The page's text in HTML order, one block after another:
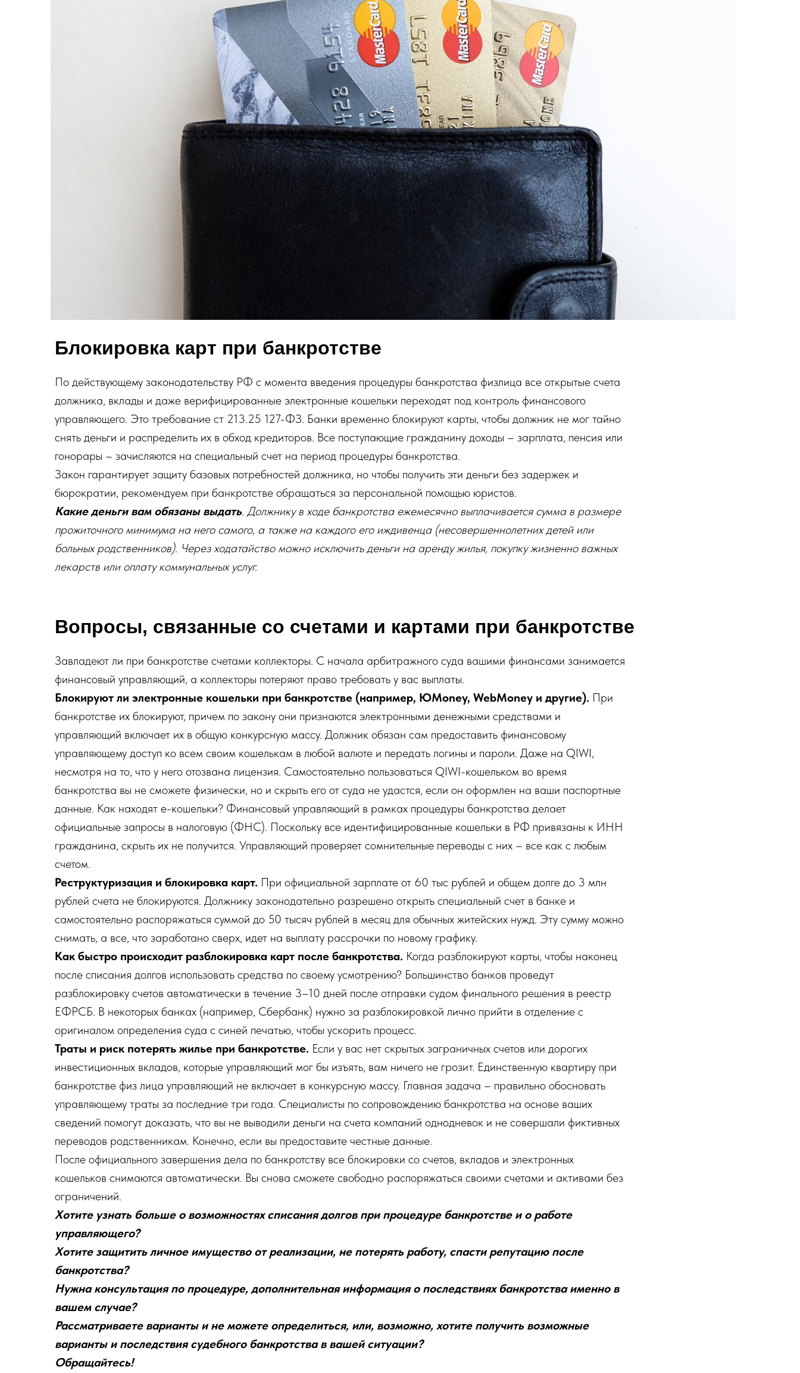
Блокировка карт при банкротстве
По действующему законодательству РФ с момента введения процедуры банкротства физлица все открытые счета
должника, вклады и даже верифицированные электронные кошельки переходят под контроль финансового
управляющего. Это требование ст 213.25 127-ФЗ. Банки временно блокируют карты, чтобы должник не мог тайно
снять деньги и распределить их в обход кредиторов. Все поступающие гражданину доходы – зарплата, пенсия или
гонорары – зачисляются на специальный счет на период процедуры банкротства.
Закон гарантирует защиту базовых потребностей должника, но чтобы получить эти деньги без задержек и
бюрократии, рекомендуем при банкротстве обращаться за персональной помощью юристов.
Какие деньги вам обязаны выдать. Должнику в ходе банкротства ежемесячно выплачивается сумма в размере
прожиточного минимума на него самого, а также на каждого его иждивенца (несовершеннолетних детей или
больных родственников). Через ходатайство можно исключить деньги на аренду жилья, покупку жизненно важных
лекарств или оплату коммунальных услуг.
Вопросы, связанные со счетами и картами при банкротстве
Завладеют ли при банкротстве счетами коллекторы. С начала арбитражного суда вашими финансами занимается
финансовый управляющий, а коллекторы потеряют право требовать у вас выплаты.
Блокируют ли электронные кошельки при банкротстве (например, ЮMoney, WebMoney и другие). При
банкротстве их блокируют, причем по закону они признаются электронными денежными средствами и
управляющий включает их в общую конкурсную массу. Должник обязан сам предоставить финансовому
управляющему доступ ко всем своим кошелькам в любой валюте и передать логины и пароли. Даже на QIWI,
несмотря на то, что у него отозвана лицензия. Самостоятельно пользоваться QIWI-кошельком во время
банкротства вы не сможете физически, но и скрыть его от суда не удастся, если он оформлен на ваши паспортные
данные. Как находят е-кошельки? Финансовый управляющий в рамках процедуры банкротства делает
официальные запросы в налоговую (ФНС). Поскольку все идентифицированные кошельки в РФ привязаны к ИНН
гражданина, скрыть их не получится. Управляющий проверяет сомнительные переводы с них – все как с любым
счетом.
Реструктуризация и блокировка карт. При официальной зарплате от 60 тыс рублей и общем долге до 3 млн
рублей счета не блокируются. Должнику законодательно разрешено открыть специальный счет в банке и
самостоятельно распоряжаться суммой до 50 тысяч рублей в месяц для обычных житейских нужд. Эту сумму можно
снимать, а все, что заработано сверх, идет на выплату рассрочки по новому графику.
Как быстро происходит разблокировка карт после банкротства. Когда разблокируют карты, чтобы наконец
после списания долгов использовать средства по своему усмотрению? Большинство банков проведут
разблокировку счетов автоматически в течение 3–10 дней после отправки судом финального решения в реестр
ЕФРСБ. В некоторых банках (например, Сбербанк) нужно за разблокировкой лично прийти в отделение с
оригиналом определения суда с синей печатью, чтобы ускорить процесс.
Траты и риск потерять жилье при банкротстве. Если у вас нет скрытых заграничных счетов или дорогих
инвестиционных вкладов, которые управляющий мог бы изъять, вам ничего не грозит. Единственную квартиру при
банкротстве физ лица управляющий не включает в конкурсную массу. Главная задача – правильно обосновать
управляющему траты за последние три года. Специалисты по сопровождению банкротства на основе ваших
сведений помогут доказать, что вы не выводили деньги на счета компаний однодневок и не совершали фиктивных
переводов родственникам. Конечно, если вы предоставите честные данные.
После официального завершения дела по банкротству все блокировки со счетов, вкладов и электронных
кошельков снимаются автоматически. Вы снова сможете свободно распоряжаться своими счетами и активами без
ограничений.
Хотите узнать больше о возможностях списания долгов при процедуре банкротстве и о работе
управляющего?
Хотите защитить личное имущество от реализации, не потерять работу, спасти репутацию после
банкротства?
Нужна консультация по процедуре, дополнительная информация о последствиях банкротства именно в
вашем случае?
Рассматриваете варианты и не можете определиться, или, возможно, хотите получить возможные
варианты и последствия судебного банкротства в вашей ситуации?
Обращайтесь!